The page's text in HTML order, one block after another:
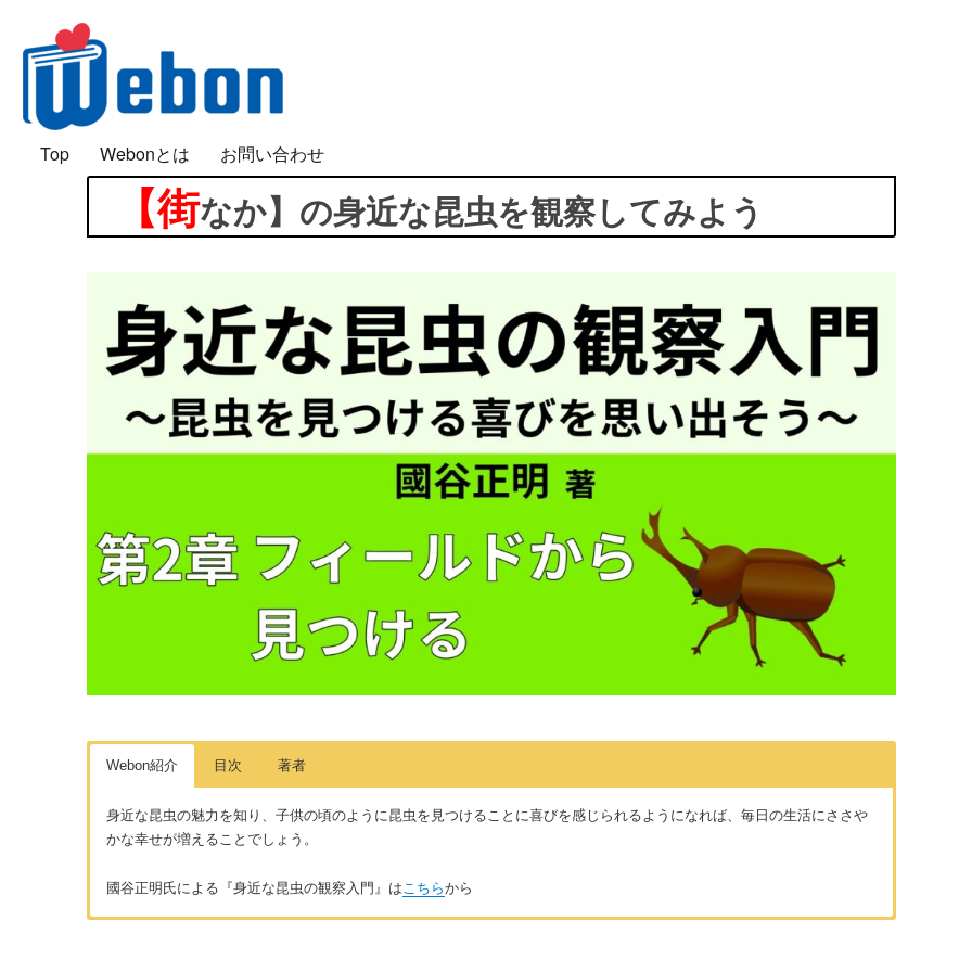
Webon（ウェボン）
「好き」は面白い
Top Webonとは お問い合わせ
【街なか】の身近な昆虫を観察してみよう
Webon紹介 目次 著者
身近な昆虫の魅力を知り、子供の頃のように昆虫を見つけることに喜びを感じられるようになれば、毎日の生活にささや
かな幸せが増えることでしょう。
國谷正明氏による『身近な昆虫の観察入門』は こちらから